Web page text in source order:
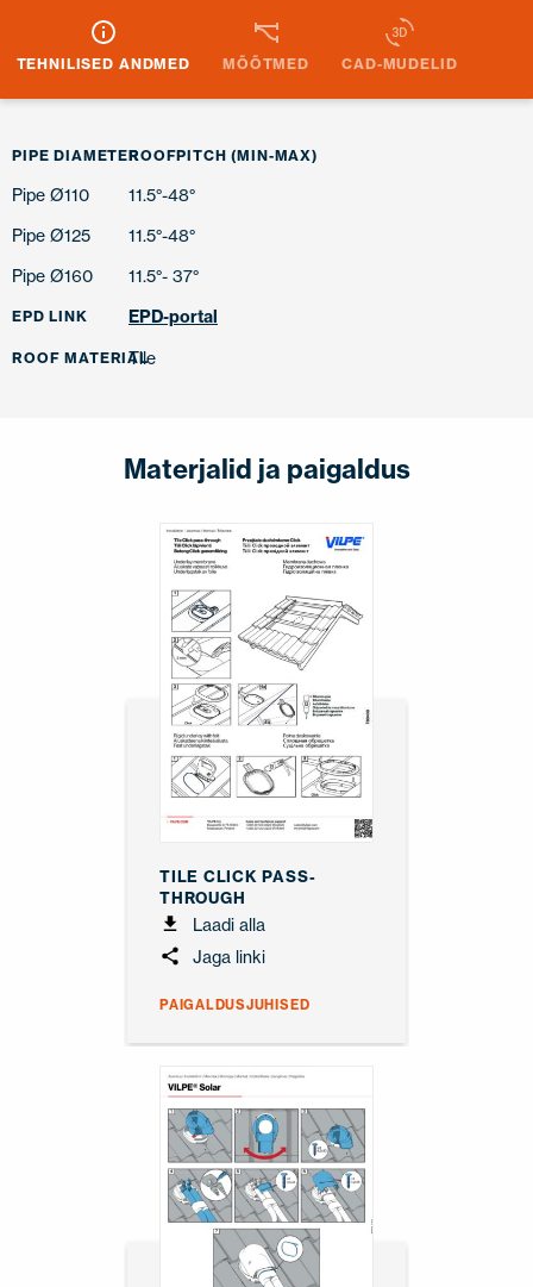
TEHNILISED ANDMED MÕÕTMED CAD-MUDELID
PIPE DIAMETERROOFPITCH (MIN-MAX)
Pipe Ø110
11.5°-48°
Pipe Ø125
11.5°-48°
Pipe Ø160
11.5°- 37°
EPD LINK EPD-portal
ROOF MATERIAL
Tile
Materjalid ja paigaldus
TILE CLICK PASS-
THROUGH
Laadi alla
Jaga linki
PAIGALDUSJUHISED